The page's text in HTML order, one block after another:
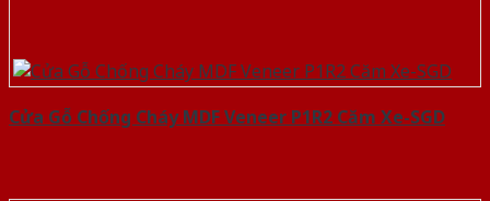
Cửa Gỗ Chống Cháy MDF Veneer P1R2 Căm Xe-SGD